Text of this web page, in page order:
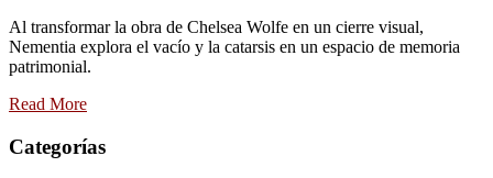
Al transformar la obra de Chelsea Wolfe en un cierre visual,
Nementia explora el vacío y la catarsis en un espacio de memoria
patrimonial.
Read More
Categorías